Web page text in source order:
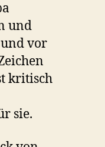
und
vor
kritisch
sie.